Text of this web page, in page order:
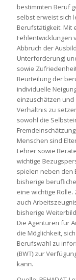
bestimmten Beruf
selbst erweist sich
Berufstätigkeit. Mit
Fehlentwicklungen
Abbruch der
Unterforderung)
sowie
Beurteilung der
individuelle
einzuschätzen
Verhältnis zu
sowohl die
Menschen sind
Lehrer sowie
wichtige
spielen neben den
bisherige
eine wichtige
auch
bisherige
Die Agenturen für
die Möglichkeit,
Berufswahl zu
(BWT) zur
kann.